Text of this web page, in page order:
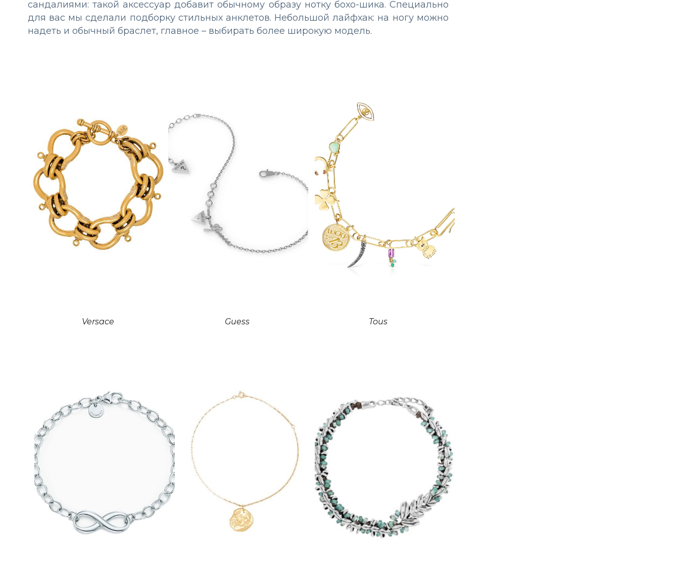
сандалиями: такой аксессуар добавит обычному образу нотку бохо-шика. Специально
для вас мы сделали подборку стильных анклетов. Небольшой лайфхак: на ногу можно
надеть и обычный браслет, главное – выбирать более широкую модель.
Versace Guess Tous